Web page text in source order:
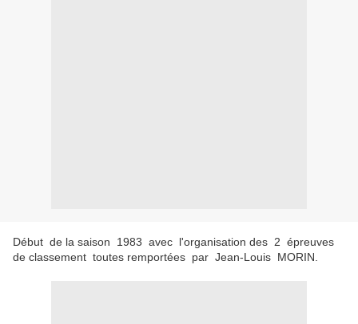
Début de la saison 1983 avec l'organisation des 2 épreuves
de classement toutes remportées par Jean-Louis MORIN.